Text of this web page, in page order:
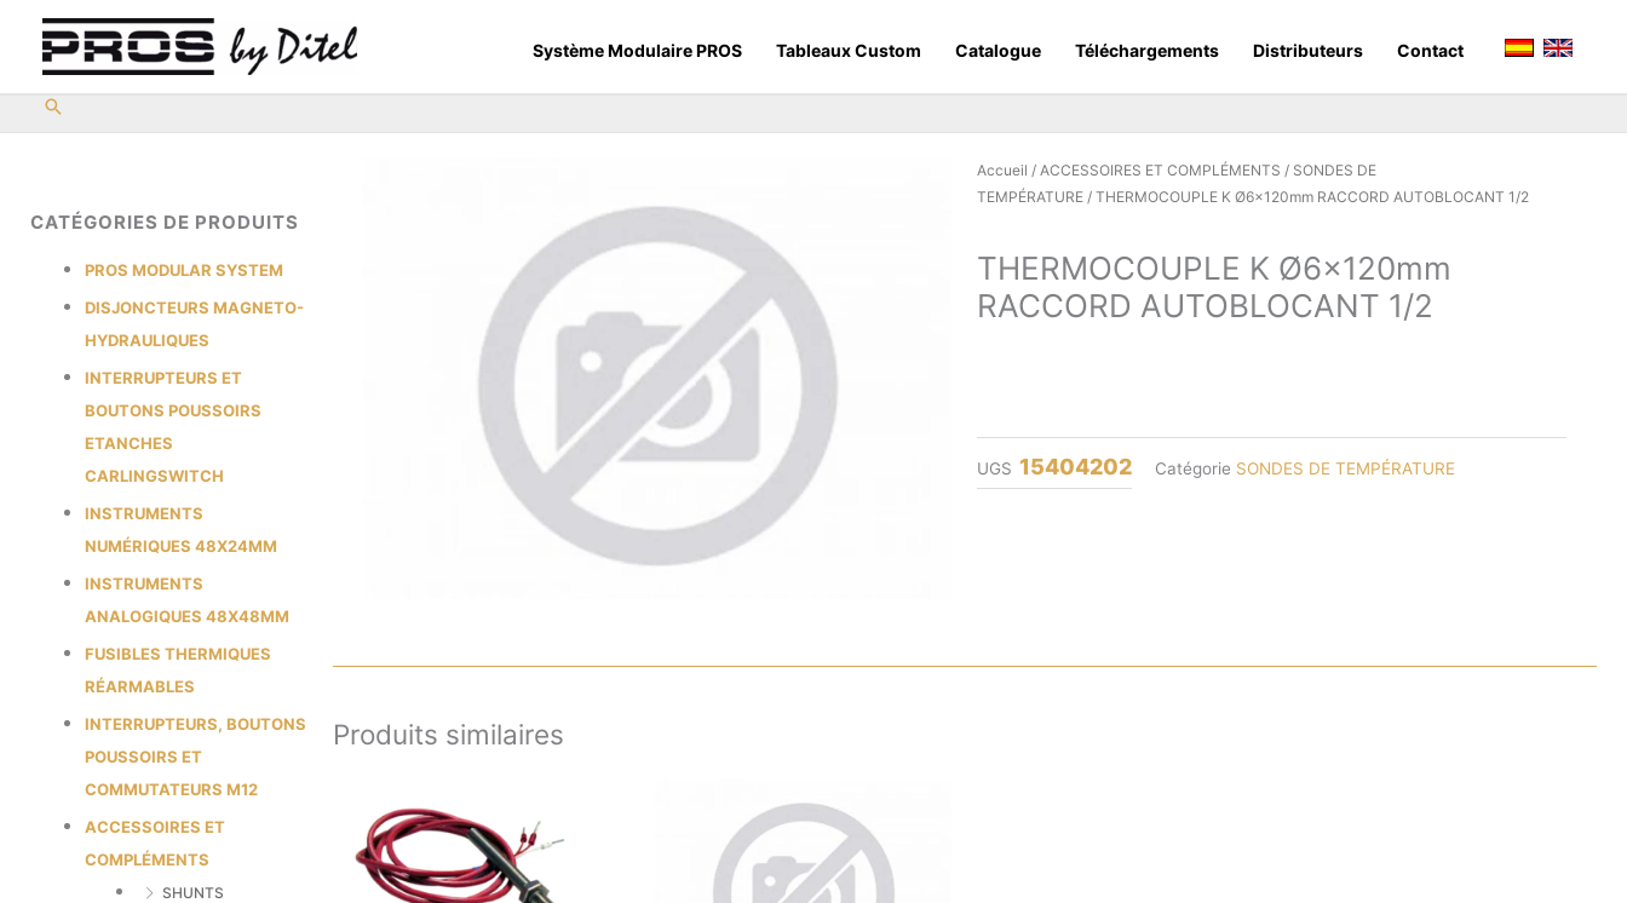
contenu
Système Modulaire PROS Tableaux Custom Catalogue Téléchargements Distributeurs Contact
CATÉGORIES DE PRODUITS
PROS MODULAR SYSTEM
DISJONCTEURS MAGNETO-
HYDRAULIQUES
INTERRUPTEURS ET
BOUTONS POUSSOIRS
ETANCHES
CARLINGSWITCH
INSTRUMENTS
NUMÉRIQUES 48X24MM
INSTRUMENTS
ANALOGIQUES 48X48MM
FUSIBLES THERMIQUES
RÉARMABLES
INTERRUPTEURS, BOUTONS
POUSSOIRS ET
COMMUTATEURS M12
ACCESSOIRES ET
COMPLÉMENTS
SHUNTS
Accueil /ACCESSOIRES ET COMPLÉMENTS / SONDES DE
TEMPÉRATURE / THERMOCOUPLE K Ø6x120mm RACCORD AUTOBLOCANT 1/2
THERMOCOUPLE K Ø6x120mm
RACCORD AUTOBLOCANT 1/2
UGS 15404202 Catégorie SONDES DE TEMPÉRATURE
Produits similaires